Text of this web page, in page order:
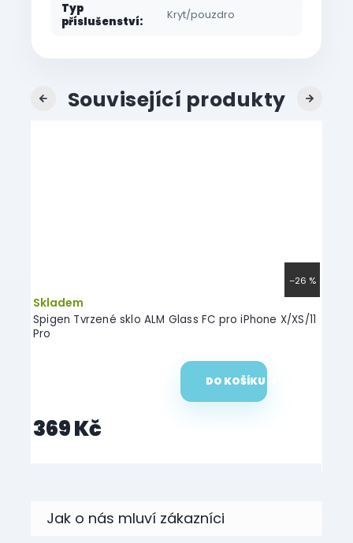
Typ
příslušenství: Kryt/pouzdro
Související produkty
Previous
–26 %
Spigen Tvrzené sklo ALM Glass FC pro iPhone X/XS/11
Pro
Skladem
369 Kč
DO KOŠÍKU
Next